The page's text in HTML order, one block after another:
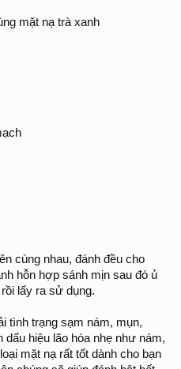
mặt nạ trà xanh​
cùng nhau, đánh đều cho
hỗn hợp sánh mịn sau đó ủ
lấy ra sử dụng.
tình trạng sạm nám, mụn,
hiệu lão hóa nhẹ như nám,
mặt nạ rất tốt dành cho bạn